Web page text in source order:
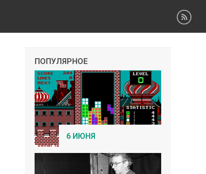
ПОПУЛЯРНОЕ
6 ИЮНЯ